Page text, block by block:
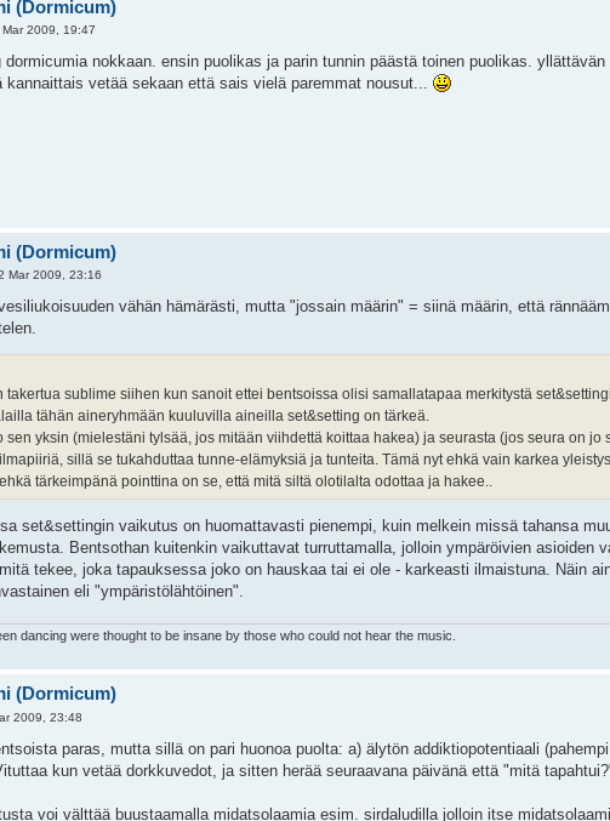
(Dormicum)
2009, 19:47
dormicumia nokkaan. ensin puolikas ja parin tunnin päästä toinen puolikas.
kannaittais vetää sekaan että sais vielä paremmat nousut...
(Dormicum)
Mar 2009, 23:16
vähän hämärästi, mutta "jossain määrin" = siinä määrin, että
takertua sublime siihen kun sanoit ettei bentsoissa olisi samallatapaa merkitystä
tähän aineryhmään kuuluvilla aineilla set&setting on tärkeä.
sen yksin (mielestäni tylsää, jos mitään viihdettä koittaa hakea) ja seurasta (jos seura on
sillä se tukahduttaa tunne-elämyksiä ja tunteita. Tämä nyt ehkä vain karkea
tärkeimpänä pointtina on se, että mitä siltä olotilalta odottaa ja hakee..
set&settingin vaikutus on huomattavasti pienempi, kuin melkein missä tahansa
Bentsothan kuitenkin vaikuttavat turruttamalla, jolloin ympäröivien asioiden
tekee, joka tapauksessa joko on hauskaa tai ei ole - karkeasti ilmaistuna. Näin
eli "ympäristölähtöinen".
dancing were thought to be insane by those who could not hear the music.
(Dormicum)
2009, 23:48
paras, mutta sillä on pari huonoa puolta: a) älytön addiktiopotentiaali
kun vetää dorkkuvedot, ja sitten herää seuraavana päivänä että "mitä
voi välttää buustaamalla midatsolaamia esim. sirdaludilla jolloin itse